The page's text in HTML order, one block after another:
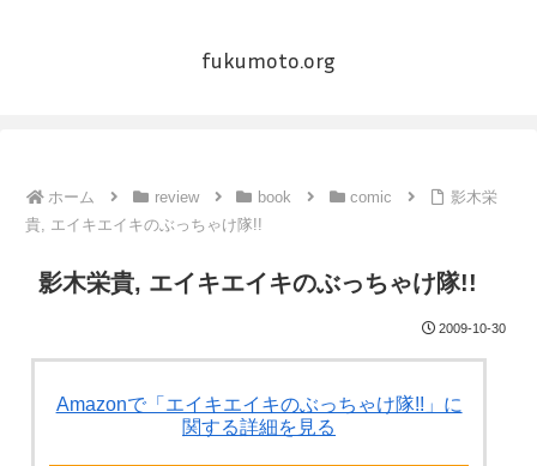
fukumoto.org
ホーム review book comic
影木栄
貴, エイキエイキのぶっちゃけ隊!!
影木栄貴, エイキエイキのぶっちゃけ隊!!
2009-10-30
Amazonで「エイキエイキのぶっちゃけ隊!!」に
関する詳細を見る